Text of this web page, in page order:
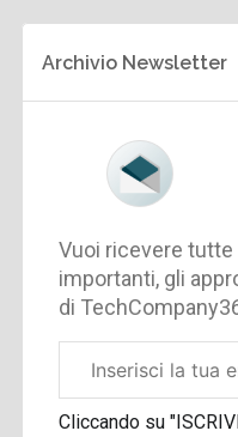
Archivio Newsletter
Vuoi ricevere
importanti, gli
di
aziendale
Cliccando su